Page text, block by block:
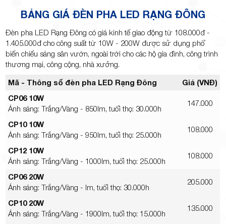
TP.HCM
BẢNG GIÁ ĐÈN PHA LED RẠNG ĐÔNG
Đèn pha LED Rạng Đông có giá kinh tế giao động từ 108.000đ -
1.405.000đ cho công suất từ 10W - 200W được sử dụng phổ
biến chiếu sáng sân vườn, ngoài trời cho các hộ gia đình, công trình
thương mại, công cộng, nhà xưởng.
Mã - Thông số đèn pha LED Rạng Đông
Giá (VNĐ)
CP06 10W
Ánh sáng: Trắng/Vàng - 850lm, tuổi thọ: 30.000h
147.000
CP10 10W
Ánh sáng: Trắng/Vàng - 950lm, tuổi thọ: 25.000h
108.000
CP12 10W
Ánh sáng: Trắng/Vàng - 1000lm, tuổi thọ: 25.000h
108.000
CP06 20W
Ánh sáng: Trắng/Vàng - lm, tuổi thọ: 30.000h
205.000
CP10 20W
Ánh sáng: Trắng/Vàng - 1900lm, tuổi thọ: 15.000h
135.000